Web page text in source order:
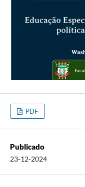
PDF
Publicado
23-12-2024